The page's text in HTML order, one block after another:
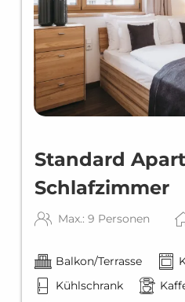
Standard
Schlafzimmer
Max.: 9 Personen
Balkon/Terrasse
Kühlschrank